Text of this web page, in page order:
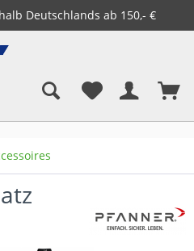
Deutschlands ab 150,- €